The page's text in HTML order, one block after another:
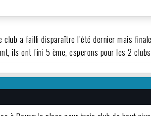
club a failli disparaître l’été dernier mais
ils ont fini 5 ème, esperons pour les 2